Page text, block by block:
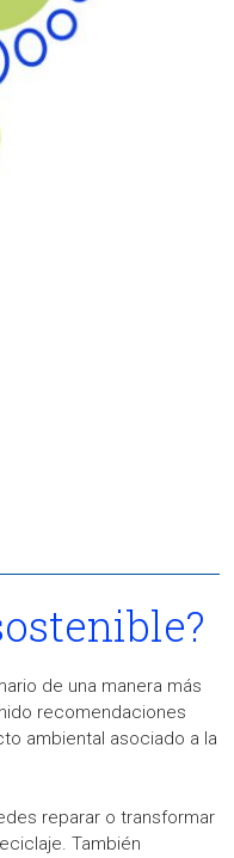
de una manera más
recomendaciones
ambiental asociado a la
reparar o transformar
También